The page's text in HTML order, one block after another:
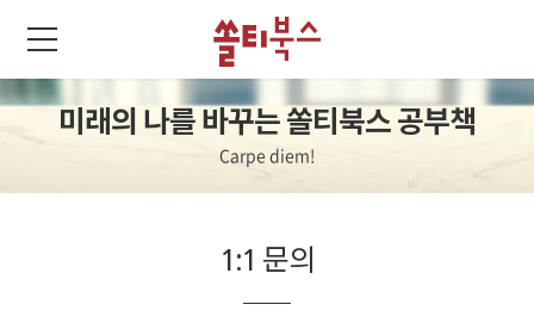
미래의 나를 바꾸는 쏠티북스 공부책
Carpe diem!
1:1 문의